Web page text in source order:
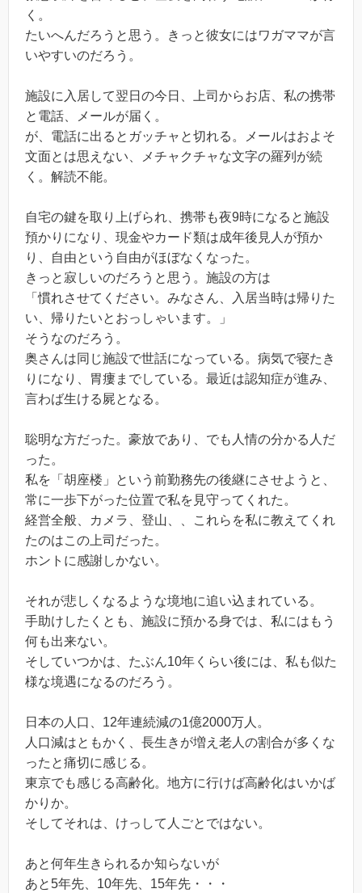
く。
たいへんだろうと思う。きっと彼女にはワガママが言
いやすいのだろう。
施設に入居して翌日の今日、上司からお店、私の携帯
と電話、メールが届く。
が、電話に出るとガッチャと切れる。メールはおよそ
文面とは思えない、メチャクチャな文字の羅列が続
く。解読不能。
自宅の鍵を取り上げられ、携帯も夜9時になると施設
預かりになり、現金やカード類は成年後見人が預か
り、自由という自由がほぼなくなった。
きっと寂しいのだろうと思う。施設の方は
「慣れさせてください。みなさん、入居当時は帰りた
い、帰りたいとおっしゃいます。」
そうなのだろう。
奥さんは同じ施設で世話になっている。病気で寝たき
りになり、胃瘻までしている。最近は認知症が進み、
言わば生ける屍となる。
聡明な方だった。豪放であり、でも人情の分かる人だ
った。
私を「胡座楼」という前勤務先の後継にさせようと、
常に一歩下がった位置で私を見守ってくれた。
経営全般、カメラ、登山、、これらを私に教えてくれ
たのはこの上司だった。
ホントに感謝しかない。
それが悲しくなるような境地に追い込まれている。
手助けしたくとも、施設に預かる身では、私にはもう
何も出来ない。
そしていつかは、たぶん10年くらい後には、私も似た
様な境遇になるのだろう。
日本の人口、12年連続減の1億2000万人。
人口減はともかく、長生きが増え老人の割合が多くな
ったと痛切に感じる。
東京でも感じる高齢化。地方に行けば高齢化はいかば
かりか。
そしてそれは、けっして人ごとではない。
あと何年生きられるか知らないが
あと5年先、10年先、15年先・・・